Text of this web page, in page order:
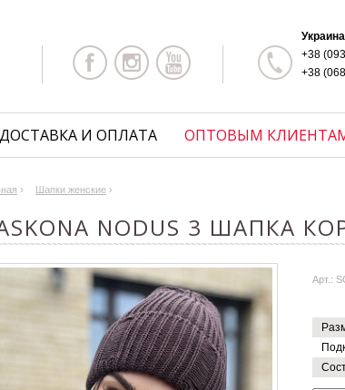
Украина
+38
+38
ДОСТАВКА И ОПЛАТА ОПТОВЫМ
› Шапки женские ›
NODUS 3 ШАПКА
Арт.: